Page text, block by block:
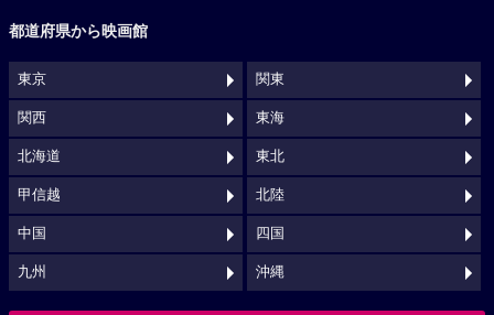
都道府県から映画館
東京 関東
関西 東海
北海道 東北
甲信越 北陸
中国 四国
九州 沖縄